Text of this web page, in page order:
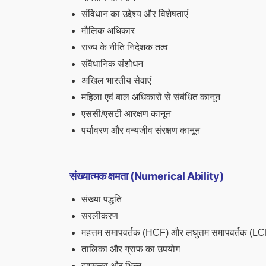
संविधान का उद्देश्य और विशेषताएं
मौलिक अधिकार
राज्य के नीति निदेशक तत्व
संवैधानिक संशोधन
अखिल भारतीय सेवाएं
महिला एवं बाल अधिकारों से संबंधित कानून
एससी/एसटी आरक्षण कानून
पर्यावरण और वन्यजीव संरक्षण कानून
संख्यात्मक क्षमता (Numerical Ability)
संख्या पद्धति
सरलीकरण
महत्तम समापवर्तक (HCF) और लघुत्तम समापवर्तक
तालिका और ग्राफ का उपयोग